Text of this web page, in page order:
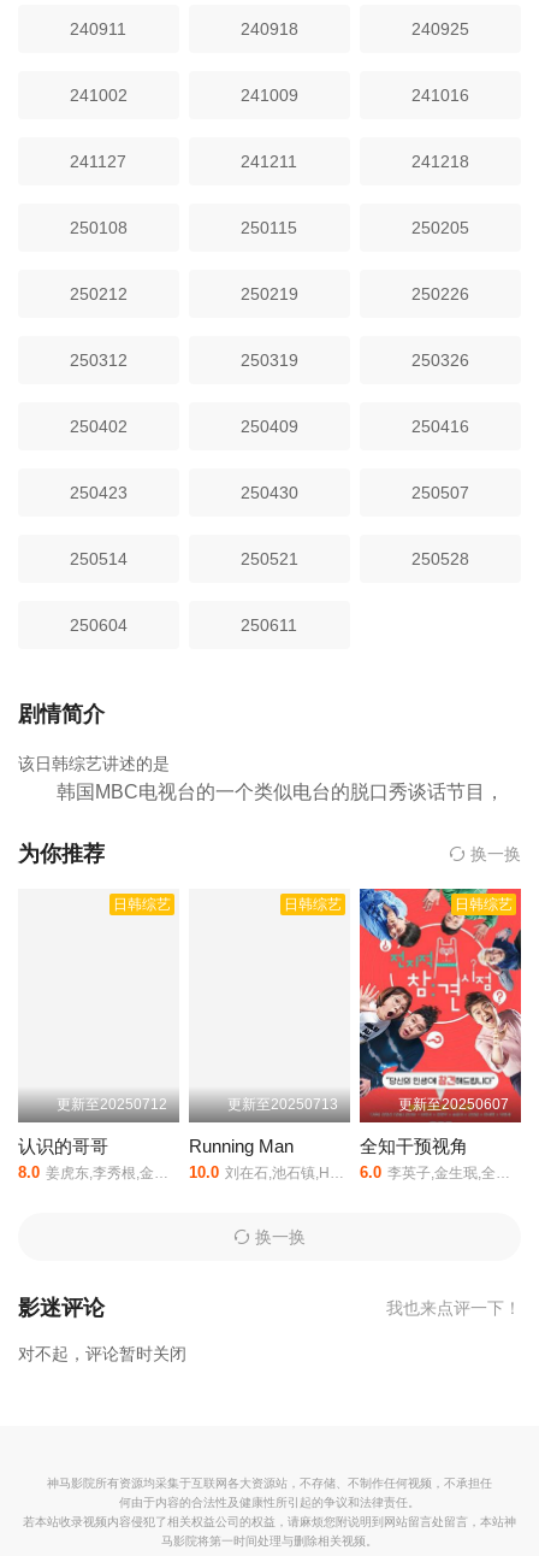
240911 240918 240925
241002 241009 241016
241127 241211 241218
250108 250115 250205
250212 250219 250226
250312 250319 250326
250402 250409 250416
250423 250430 250507
250514 250521 250528
250604 250611
剧情简介
该日韩综艺讲述的是
韩国MBC电视台的一个类似电台的脱口秀谈话节目，
宾，其中包括很多当红演员、歌手、搞笑艺人等。
主演的,于2007年上映。
相关赞助院线：策驰影院，星辰影院，星空
影院，西瓜影院，抖音短剧视频等40集全集完整版资源免费在线观
为你推荐 换一换
日韩综艺
更新至20250712
认识的哥哥
8.0 姜虎东,李秀根,金希澈,徐章勋,金永哲,金世晃,黄致列,闵京勋,李相旼,张圣圭
日韩综艺
更新至20250713
Running Man
10.0 刘在石,池石镇,Haha,金钟国
日韩综艺
更新至20250607
全知干预视角
6.0 李英子,金生珉,全炫茂,宋恩伊,梁世亨,洪真英,柳炳宰
换一换
影迷评论 我也来点评一下！
对不起，评论暂时关闭
神马影院所有资源均采集于互联网各大资源站，不存储、不制作任何视频，不承担任
何由于内容的合法性及健康性所引起的争议和法律责任。
若本站收录视频内容侵犯了相关权益公司的权益，请麻烦您附说明到网站留言处留言，本站神
马影院将第一时间处理与删除相关视频。